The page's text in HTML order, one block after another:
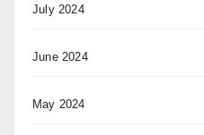
July 2024
June 2024
May 2024